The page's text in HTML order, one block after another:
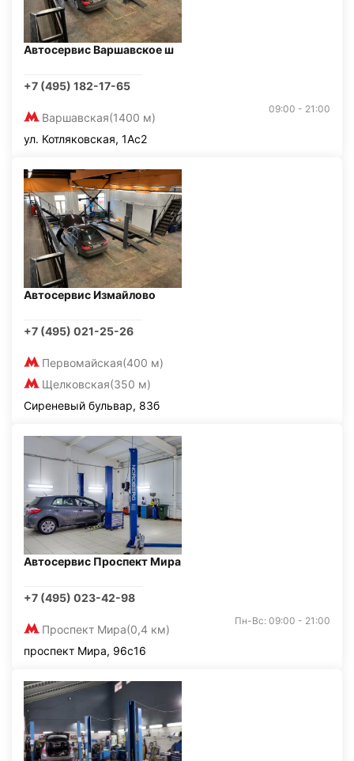
Автосервис Варшавское ш
+7 (495) 182-17-65
Варшавская(1400 м)
09:00 - 21:00
ул. Котляковская, 1Ас2
Автосервис Измайлово
+7 (495) 021-25-26
Первомайская(400 м)
Щелковская(350 м)
Сиреневый бульвар, 83б
Автосервис Проспект Мира
+7 (495) 023-42-98
Проспект Мира(0,4 км)
Пн-Вс: 09:00 - 21:00
проспект Мира, 96с16